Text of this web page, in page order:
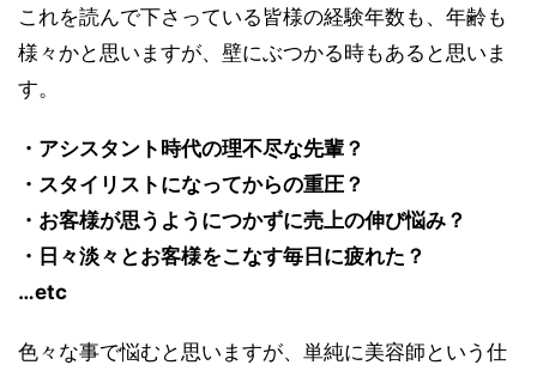
これを読んで下さっている皆様の経験年数も、年齢も
様々かと思いますが、壁にぶつかる時もあると思いま
す。
・アシスタント時代の理不尽な先輩？
・スタイリストになってからの重圧？
・お客様が思うようにつかずに売上の伸び悩み？
・日々淡々とお客様をこなす毎日に疲れた？
…etc
色々な事で悩むと思いますが、単純に美容師という仕